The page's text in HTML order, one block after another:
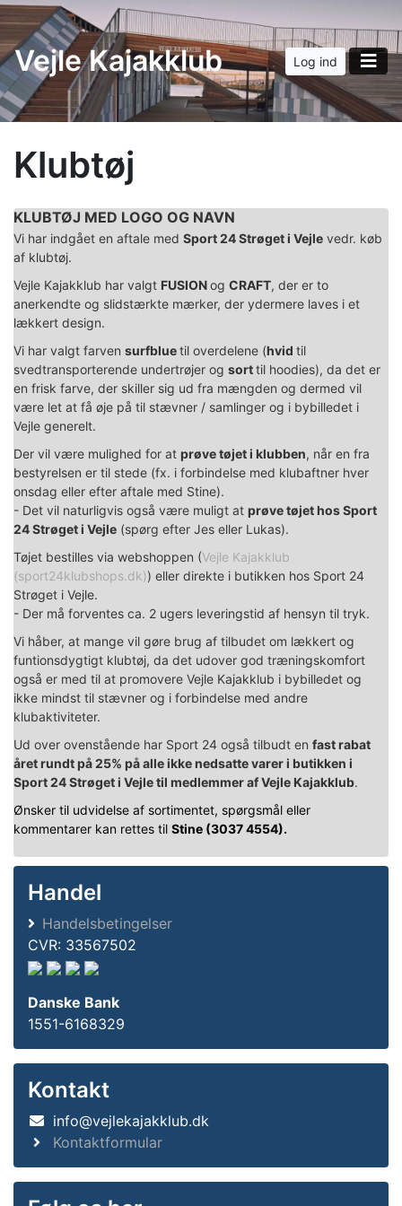
Vejle Kajakklub Log ind
Klubtøj
KLUBTØJ MED LOGO OG NAVN
Vi har indgået en aftale med Sport 24 Strøget i Vejle vedr. køb
af klubtøj.
Vejle Kajakklub har valgt FUSIONog CRAFT, der er to
anerkendte og slidstærkte mærker, der ydermere laves i et
lækkert design.
Vi har valgt farven surfbluetil overdelene (hvid til
svedtransporterende undertrøjer og sorttil hoodies), da det er
en frisk farve, der skiller sig ud fra mængden og dermed vil
være let at få øje på til stævner / samlinger og i bybilledet i
Vejle generelt.
Der vil være mulighed for at prøve tøjet i klubben, når en fra
bestyrelsen er til stede (fx. i forbindelse med klubaftner hver
onsdag eller efter aftale med Stine).
- Det vil naturligvis også være muligt at prøve tøjet hos Sport
24 Strøget i Vejle (spørg efter Jes eller Lukas).
Tøjet bestilles via webshoppen (Vejle Kajakklub
(sport24klubshops.dk)) eller direkte i butikken hos Sport 24
Strøget i Vejle.
- Der må forventes ca. 2 ugers leveringstid af hensyn til tryk.
Vi håber, at mange vil gøre brug af tilbudet om lækkert og
funtionsdygtigt klubtøj, da det udover god træningskomfort
også er med til at promovere Vejle Kajakklub i bybilledet og
ikke mindst til stævner og i forbindelse med andre
klubaktiviteter.
Ud over ovenstående har Sport 24 også tilbudt en fast rabat
året rundt på 25% på alle ikke nedsatte varer i butikken i
Sport 24 Strøget i Vejle til medlemmer af Vejle Kajakklub.
Ønsker til udvidelse af sortimentet, spørgsmål eller
kommentarer kan rettes til Stine (3037 4554).
Handel
Handelsbetingelser
CVR: 33567502
Danske Bank
1551-6168329
Kontakt
info@vejlekajakklub.dk
Kontaktformular